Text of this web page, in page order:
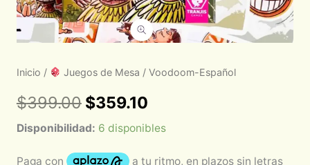
Inicio / Juegos de Mesa / Voodoom-Español
$399.00 $359.10
Disponibilidad: 6 disponibles